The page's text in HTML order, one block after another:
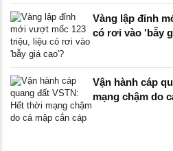
Vàng lập đỉnh
có rơi vào 'bẫy
Vận hành cáp
mạng chậm do